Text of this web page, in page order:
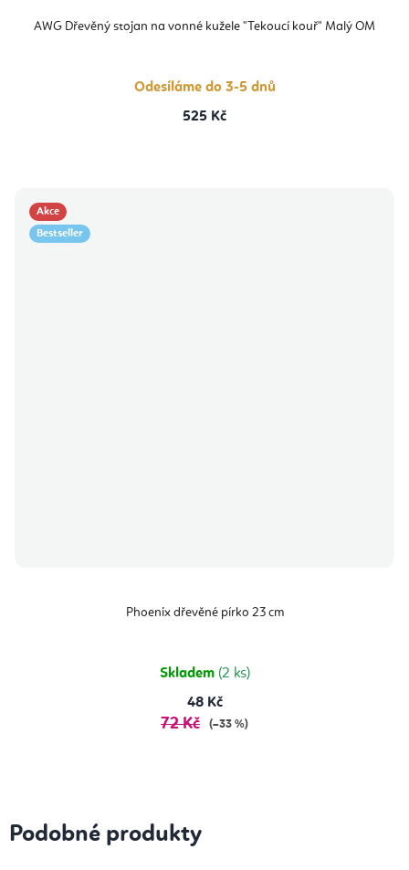
AWG Dřevěný stojan na vonné kužele "Tekoucí kouř" Malý OM
Odesíláme do 3-5 dnů
525 Kč
Akce
Bestseller
Phoenix dřevěné pírko 23 cm
Skladem (2 ks)
48 Kč
72 Kč (–33 %)
Podobné produkty